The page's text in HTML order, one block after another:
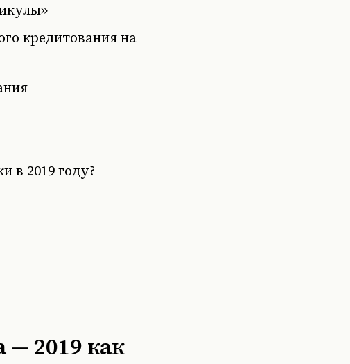
кредитования на
в 2019 году?
— 2019 как